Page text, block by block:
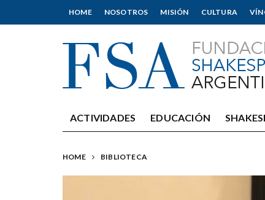
HOME NOSOTROS MISIÓN CULTURA
ACTIVIDADES EDUCACIÓN
HOME BIBLIOTECA